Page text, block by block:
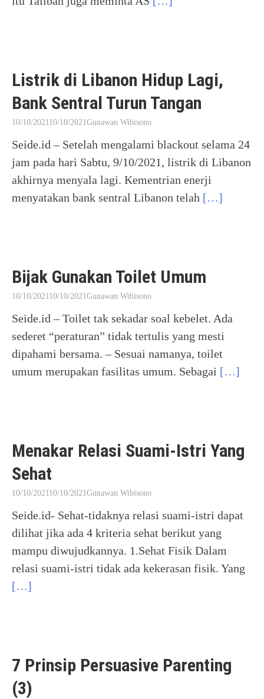
Listrik di Libanon Hidup Lagi,
Bank Sentral Turun Tangan
10/10/202110/10/2021Gunawan Wibisono
Seide.id – Setelah mengalami blackout selama 24
jam pada hari Sabtu, 9/10/2021, listrik di Libanon
akhirnya menyala lagi. Kementrian enerji
menyatakan bank sentral Libanon telah […]
Bijak Gunakan Toilet Umum
10/10/202110/10/2021Gunawan Wibisono
Seide.id – Toilet tak sekadar soal kebelet. Ada
sederet “peraturan” tidak tertulis yang mesti
dipahami bersama. – Sesuai namanya, toilet
umum merupakan fasilitas umum. Sebagai […]
Menakar Relasi Suami-Istri Yang
Sehat
10/10/202110/10/2021Gunawan Wibisono
Seide.id- Sehat-tidaknya relasi suami-istri dapat
dilihat jika ada 4 kriteria sehat berikut yang
mampu diwujudkannya. 1.Sehat Fisik Dalam
relasi suami-istri tidak ada kekerasan fisik. Yang
[…]
7 Prinsip Persuasive Parenting
(3)